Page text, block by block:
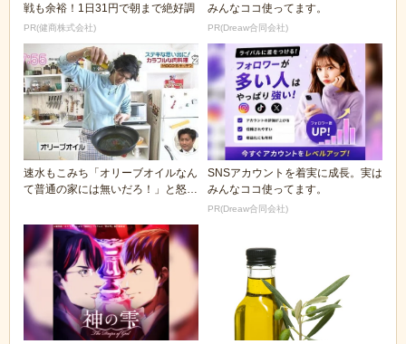
戦も余裕！1日31円で朝まで絶好調
PR(健商株式会社)
みんなココ使ってます。
PR(Dreaw合同会社)
速水もこみち「オリーブオイルなん
て普通の家には無いだろ！」と怒ら
SNSアカウントを着実に成長。実は
みんなココ使ってます。
PR(Dreaw合同会社)